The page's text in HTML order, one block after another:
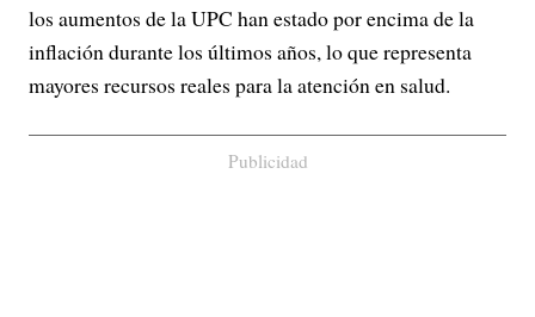
los aumentos de la UPC han estado por encima de la
inflación durante los últimos años, lo que representa
mayores recursos reales para la atención en salud.
Publicidad